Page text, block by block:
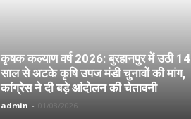
कृषक कल्याण वर्ष 2026: बुरहानपुर में उठी 14
साल से अटके कृषि उपज मंडी चुनावों की मांग,
कांग्रेस ने दी बड़े आंदोलन की चेतावनी
admin - 01/08/2026